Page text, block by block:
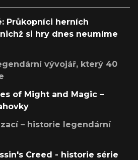
Průkopníci herních
si hry dnes neumíme
vývojář, který 40
of Might and Magic –
– historie legendární
Creed - historie série